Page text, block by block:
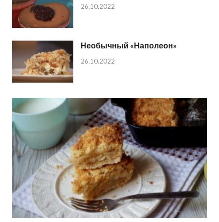
26.10.2022
Необычный «Наполеон»
26.10.2022